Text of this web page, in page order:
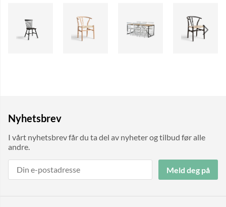
Nyhetsbrev
I vårt nyhetsbrev får du ta del av nyheter og tilbud før alle
andre.
Meld deg på